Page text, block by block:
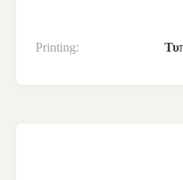
Printing: